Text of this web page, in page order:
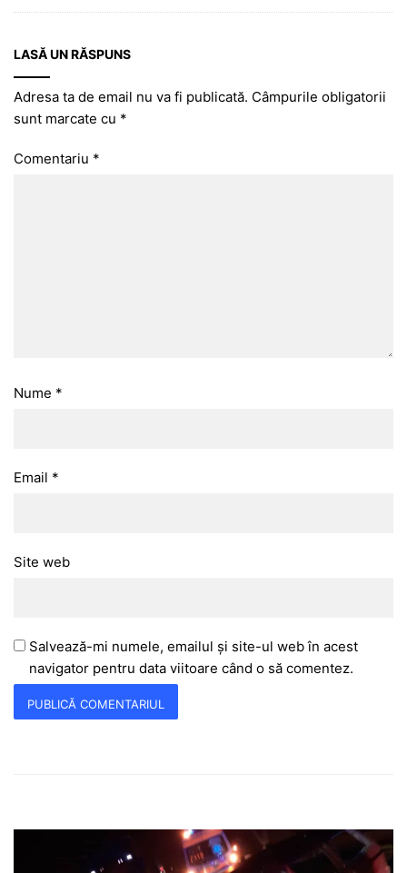
LASĂ UN RĂSPUNS
Adresa ta de email nu va fi publicată. Câmpurile obligatorii
sunt marcate cu *
Comentariu *
Nume *
Email *
Site web
Salvează-mi numele, emailul și site-ul web în acest
navigator pentru data viitoare când o să comentez.